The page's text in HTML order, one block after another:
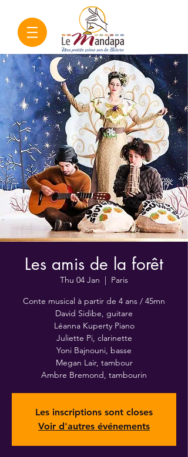
Les amis de la forêt
Thu 04 Jan
  |
Paris
Conte musical à partir de 4 ans / 45mn
David Sidibe, guitare
Léanna Kuperty Piano
Juliette Pi, clarinette
Yoni Bajnouni, basse
Megan Lair, tambour
Ambre Bremond, tambourin
Les inscriptions sont closes
Voir d'autres événements